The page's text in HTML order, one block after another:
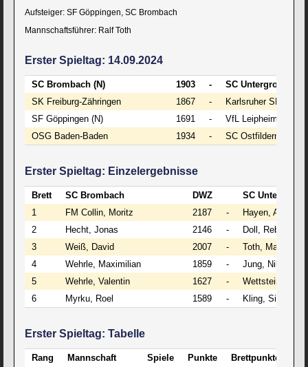
Aufsteiger: SF Göppingen, SC Brombach
Mannschaftsführer: Ralf Toth
Erster Spieltag: 14.09.2024
SC Brombach (N) 1903 -
SC Untergrombach
SK Freiburg-Zähringen
1867 -
Karlsruher SF
SF Göppingen (N)
1691 -
VfL Leipheim
OSG Baden-Baden
1934 - SC Ostfildern
Erster Spieltag: Einzelergebnisse
Brett SC Brombach DWZ
SC
1
FM Collin, Moritz 2187 -
Hayen, Andre
2
Hecht, Jonas 2146 -
Doll, Rebecca
3
Weiß, David 2007 -
Toth, Marc
4
Wehrle, Maximilian 1859 -
Jung, Niklas
5
Wehrle, Valentin 1627 -
Wettstein, Levin
6
Myrku, Roel 1589 - Kling, Simon
Erster Spieltag: Tabelle
Rang Mannschaft Spiele Punkte Brettpunkte